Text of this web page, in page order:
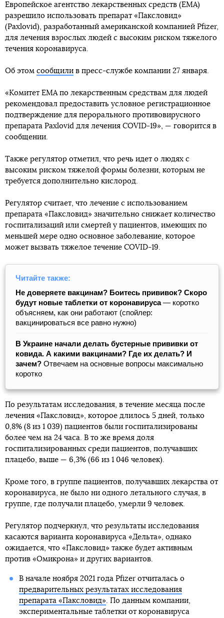
Европейское агентство лекарственных средств (EMA)
разрешило использовать препарат «Паксловид»
(Paxlovid), разработанный американской компанией Pfizer,
для лечения взрослых людей с высоким риском тяжелого
течения коронавируса.
Об этом сообщили в пресс-службе компании 27 января.
«Комитет EMA по лекарственным средствам для людей
рекомендовал предоставить условное регистрационное
подтверждение для перорального противовирусного
препарата Paxlovid для лечения COVID-19», — говорится в
сообщении.
Также регулятор отметил, что речь идет о людях с
высоким риском тяжелой формы болезни, которым не
требуется дополнительно кислород.
Регулятор считает, что лечение с использованием
препарата «Паксловид» значительно снижает количество
госпитализаций или смертей у пациентов, имеющих по
меньшей мере одно основное заболевание, которое
может вызвать тяжелое течение COVID-19.
Читайте также:
Не доверяете вакцинам? Боитесь прививок? Скоро
будут новые таблетки от коронавируса— коротко
объясняем, как они работают (спойлер:
вакцинироваться все равно нужно)
В Украине начали делать бустерные прививки от
ковида. А какими вакцинами? Где их делать? И
зачем? Отвечаем на основные вопросы максимально
коротко
По результатам исследования, в течение месяца после
лечения «Паксловид», которое длилось 5 дней, только
0,8% (8 из 1 039) пациентов были госпитализированы
более чем на 24 часа. В то же время доля
госпитализированных среди пациентов, получавших
плацебо, выше — 6,3% (66 из 1 046 человек).
Кроме того, в группе пациентов, получавших лекарства от
коронавируса, не было ни одного летального случая, в
группе, где получали плацебо, умерли 9 человек.
Регулятор подчеркнул, что результаты исследования
касаются варианта коронавируса «Дельта», однако
ожидается, что «Паксловид» также будет активным
против «Омикрона» и других вариантов.
В начале ноября 2021 года Pfizer отчиталась о
предварительных результатах исследования
препарата «Паксловид». По данным компании,
экспериментальные таблетки от коронавируса